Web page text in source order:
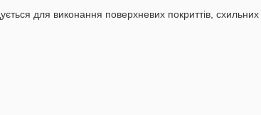
для виконання поверхневих покриттів,